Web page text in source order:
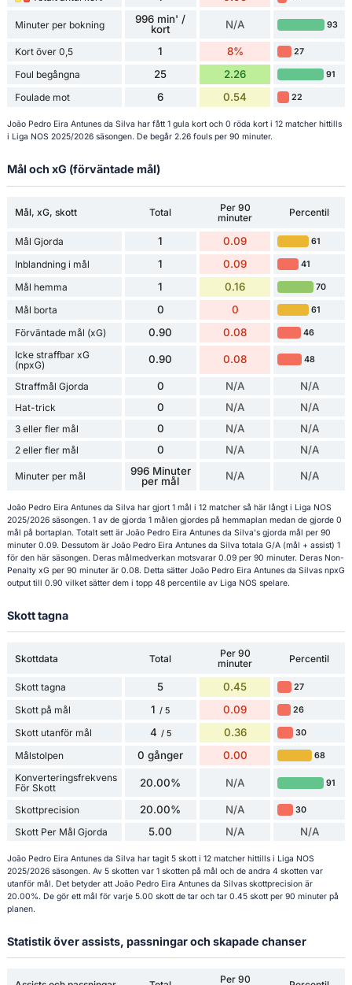
Minuter per bokning
996 min' /
kort
N/A 93
Kort över 0,5 1 8% 27
Foul begångna 25 2.26 91
Foulade mot 6 0.54 22
João Pedro Eira Antunes da Silva har fått 1 gula kort och 0 röda kort i 12 matcher hittills
i Liga NOS 2025/2026 säsongen. De begår 2.26 fouls per 90 minuter.
Mål och xG (förväntade mål)
Mål, xG, skott Total
Per 90
minuter
Percentil
Mål Gjorda 1 0.09 61
Inblandning i mål 1 0.09 41
Mål hemma 1 0.16 70
Mål borta 0 0 61
Förväntade mål (xG) 0.90 0.08 46
Icke straffbar xG
(npxG)
0.90 0.08 48
Straffmål Gjorda 0 N/A N/A
Hat-trick 0 N/A N/A
3 eller fler mål 0 N/A N/A
2 eller fler mål 0 N/A N/A
Minuter per mål
996 Minuter
per mål
N/A N/A
João Pedro Eira Antunes da Silva har gjort 1 mål i 12 matcher så här långt i Liga NOS
2025/2026 säsongen. 1 av de gjorda 1 målen gjordes på hemmaplan medan de gjorde 0
mål på bortaplan. Totalt sett är João Pedro Eira Antunes da Silva's gjorda mål per 90
minuter 0.09. Dessutom är João Pedro Eira Antunes da Silva totala G/A (mål + assist) 1
för den här säsongen. Deras målmedverkan motsvarar 0.09 per 90 minuter. Deras Non-
Penalty xG per 90 minuter är 0.08. Detta sätter João Pedro Eira Antunes da Silvas npxG
output till 0.90 vilket sätter dem i topp 48 percentile av Liga NOS spelare.
Skott tagna
Skottdata Total
Per 90
minuter
Percentil
Skott tagna 5 0.45 27
Skott på mål 1 / 5 0.09 26
Skott utanför mål 4 / 5 0.36 30
Målstolpen 0 gånger 0.00 68
Konverteringsfrekvens
För Skott
20.00% N/A 91
Skottprecision 20.00% N/A 30
Skott Per Mål Gjorda 5.00 N/A N/A
João Pedro Eira Antunes da Silva har tagit 5 skott i 12 matcher hittills i Liga NOS
2025/2026 säsongen. Av 5 skotten var 1 skotten på mål och de andra 4 skotten var
utanför mål. Det betyder att João Pedro Eira Antunes da Silvas skottprecision är
20.00%. De gör ett mål för varje 5.00 skott de tar och tar 0.45 skott per 90 minuter på
planen.
Statistik över assists, passningar och skapade chanser
Per 90